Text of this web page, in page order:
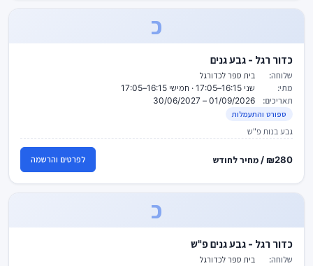
כ
כדור רגל - גבע גנים
שלוחה:
בית ספר לכדורגל
מתי:
שני 16:15–17:05 · חמישי 16:15–17:05
תאריכים:
01/09/2026 – 30/06/2027
ספורט והתעמלות
גבע בנות פ"ש
₪280 / מחיר לחודש לפרטים והרשמה
כ
כדור רגל - גבע גנים פ"ש
שלוחה:
בית ספר לכדורגל